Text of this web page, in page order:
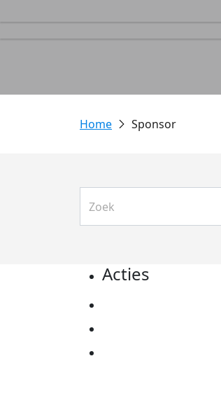
Sponsor
Acties